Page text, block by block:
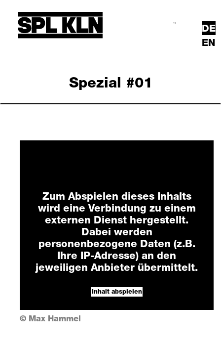
Hauptmenü
DE
EN
Spezial #01
Zum Abspielen dieses Inhalts
wird eine Verbindung zu einem
externen Dienst hergestellt.
Dabei werden
personenbezogene Daten (z.B.
Ihre IP-Adresse) an den
jeweiligen Anbieter übermittelt.
Inhalt abspielen
© Max Hammel